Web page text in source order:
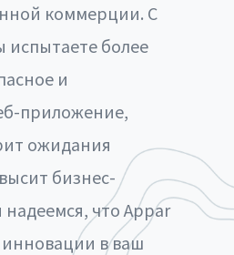
коммерции. С
испытаете более
и
приложение,
ожидания
бизнес-
что Appar
инновации в ваш